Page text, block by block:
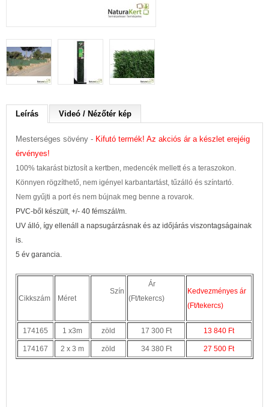
Leírás Videó / Nézőtér kép
Mesterséges sövény - Kifutó termék! Az akciós ár a készlet erejéig
érvényes!
100% takarást biztosít a kertben, medencék mellett és a teraszokon.
Könnyen rögzíthető, nem igényel karbantartást, tűzálló és színtartó.
Nem gyűjti a port és nem bújnak meg benne a rovarok.
PVC-ből készült, +/- 40 fémszál/m.
UV álló, így ellenáll a napsugárzásnak és az időjárás viszontagságainak
is.
5 év garancia.
Cikkszám Méret
Szín
Ár
(Ft/tekercs)
Kedvezményes ár
(Ft/tekercs)
174165 1 x3m zöld 17 300 Ft 13 840 Ft
174167 2 x 3 m zöld 34 380 Ft 27 500 Ft